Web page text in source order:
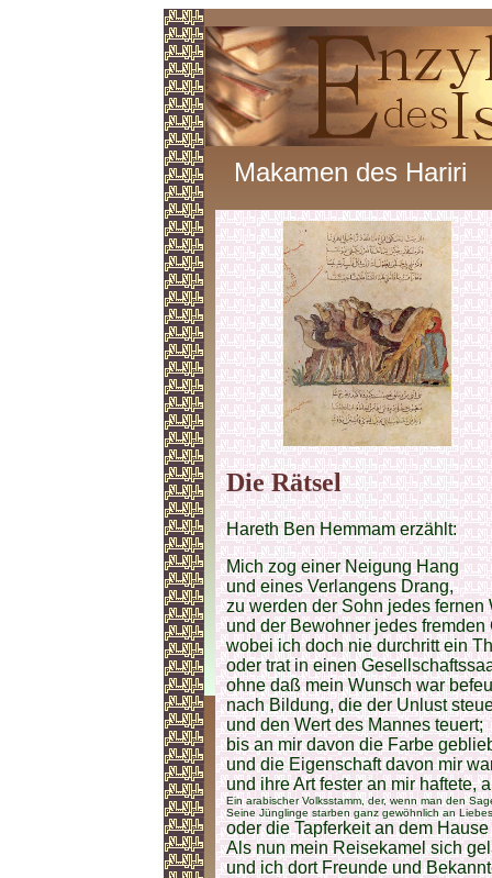
Makamen des Hariri
Die Rätsel
Hareth Ben Hemmam erzählt:
Mich zog einer Neigung Hang
und eines Verlangens Drang,
zu werden der Sohn jedes fernen
und der Bewohner jedes fremden
wobei ich doch nie durchritt ein
oder trat in einen
ohne daß mein Wunsch war
nach Bildung, die der Unlust
und den Wert des Mannes teuert;
bis an mir davon die Farbe
und die Eigenschaft davon mir
und ihre Art fester an mir haftete,
Ein arabischer Volksstamm, der, wenn man den
Seine Jünglinge starben ganz gewöhnlich an
oder die Tapferkeit an dem
Als nun mein Reisekamel sich
und ich dort Freunde und